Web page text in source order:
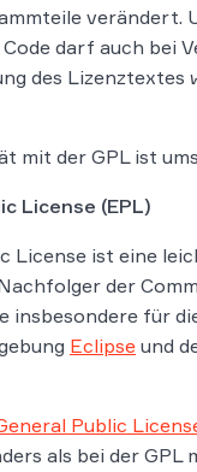
verändert.
darf auch bei
des Lizenztextes
mit der GPL ist
License (EPL)
License ist eine
der
insbesondere für
Eclipse und
Public
als bei der GPL